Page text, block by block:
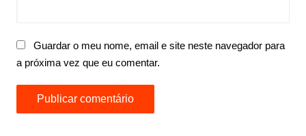
Guardar o meu nome, email e site neste navegador para
a próxima vez que eu comentar.